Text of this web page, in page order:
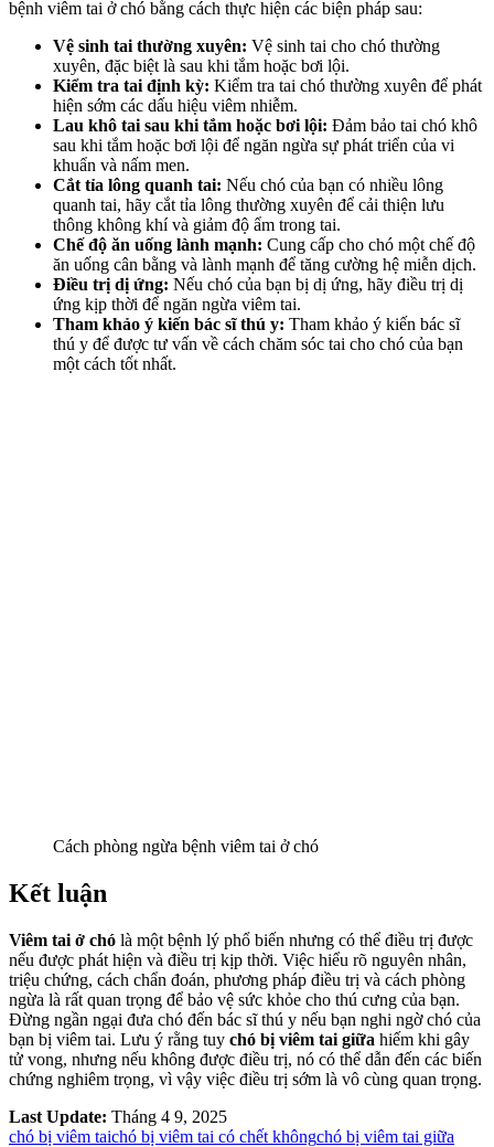
bệnh viêm tai ở chó bằng cách thực hiện các biện pháp sau:
Vệ sinh tai thường xuyên: Vệ sinh tai cho chó thường
xuyên, đặc biệt là sau khi tắm hoặc bơi lội.
Kiểm tra tai định kỳ: Kiểm tra tai chó thường xuyên để phát
hiện sớm các dấu hiệu viêm nhiễm.
Lau khô tai sau khi tắm hoặc bơi lội: Đảm bảo tai chó khô
sau khi tắm hoặc bơi lội để ngăn ngừa sự phát triển của vi
khuẩn và nấm men.
Cắt tỉa lông quanh tai: Nếu chó của bạn có nhiều lông
quanh tai, hãy cắt tỉa lông thường xuyên để cải thiện lưu
thông không khí và giảm độ ẩm trong tai.
Chế độ ăn uống lành mạnh: Cung cấp cho chó một chế độ
ăn uống cân bằng và lành mạnh để tăng cường hệ miễn dịch.
Điều trị dị ứng: Nếu chó của bạn bị dị ứng, hãy điều trị dị
ứng kịp thời để ngăn ngừa viêm tai.
Tham khảo ý kiến bác sĩ thú y: Tham khảo ý kiến bác sĩ
thú y để được tư vấn về cách chăm sóc tai cho chó của bạn
một cách tốt nhất.
Cách phòng ngừa bệnh viêm tai ở chó
Kết luận
Viêm tai ở chó là một bệnh lý phổ biến nhưng có thể điều trị được
nếu được phát hiện và điều trị kịp thời. Việc hiểu rõ nguyên nhân,
triệu chứng, cách chẩn đoán, phương pháp điều trị và cách phòng
ngừa là rất quan trọng để bảo vệ sức khỏe cho thú cưng của bạn.
Đừng ngần ngại đưa chó đến bác sĩ thú y nếu bạn nghi ngờ chó của
bạn bị viêm tai. Lưu ý rằng tuy chó bị viêm tai giữa hiếm khi gây
tử vong, nhưng nếu không được điều trị, nó có thể dẫn đến các biến
chứng nghiêm trọng, vì vậy việc điều trị sớm là vô cùng quan trọng.
Last Update: Tháng 4 9, 2025
chó bị viêm taichó bị viêm tai có chết khôngchó bị viêm tai giữa